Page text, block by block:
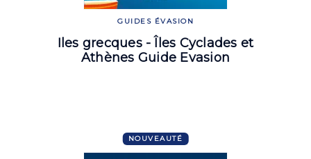
GUIDES ÉVASION
Iles grecques - Îles Cyclades et
Athènes Guide Evasion
NOUVEAUTÉ